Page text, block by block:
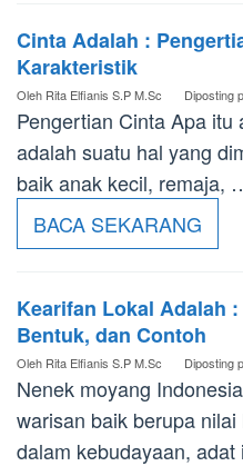
Cinta Adalah :
Karakteristik
Oleh Rita Elfianis S.P M.Sc Diposting
Pengertian Cinta Apa
adalah suatu hal yang
baik anak kecil, remaja,
BACA SEKARANG
Kearifan Lokal Adalah
Bentuk, dan Contoh
Oleh Rita Elfianis S.P M.Sc Diposting
Nenek moyang
warisan baik berupa
dalam kebudayaan,